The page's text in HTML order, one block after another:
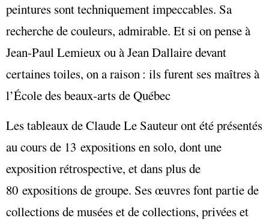
peintures sont techniquement impeccables. Sa
recherche de couleurs, admirable. Et si on pense à
Jean-Paul Lemieux ou à Jean Dallaire devant
certaines toiles, on a raison : ils furent ses maîtres à
l’École des beaux-arts de Québec
Les tableaux de Claude Le Sauteur ont été présentés
au cours de 13 expositions en solo, dont une
exposition rétrospective, et dans plus de
80 expositions de groupe. Ses œuvres font partie de
collections de musées et de collections, privées et